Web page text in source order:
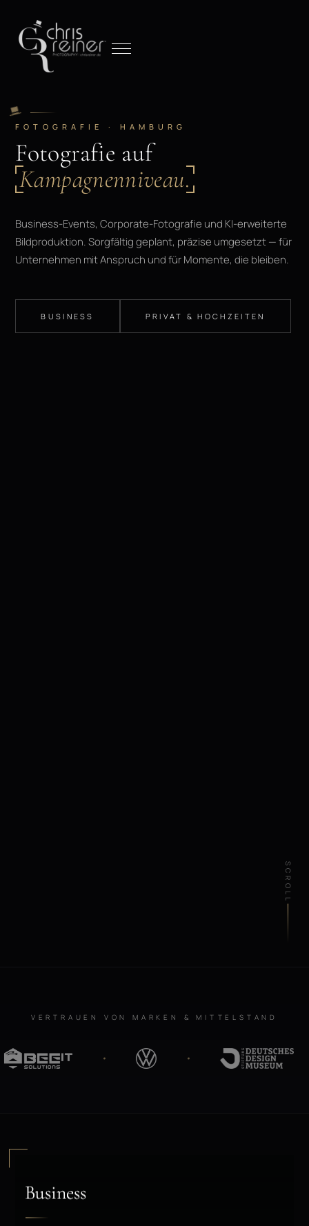
FOTOGRAFIE · HAMBURG
Fotografie auf
Kampagnenniveau.
Business-Events, Corporate-Fotografie und KI-erweiterte
Bildproduktion. Sorgfältig geplant, präzise umgesetzt — für
Unternehmen mit Anspruch und für Momente, die bleiben.
BUSINESS PRIVAT & HOCHZEITEN
SCROLL
VERTRAUEN VON MARKEN & MITTELSTAND
Business